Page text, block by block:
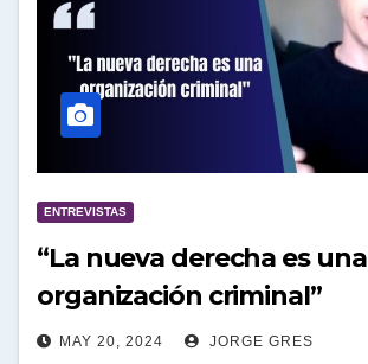
ENTREVISTAS
“La nueva derecha es una
organización criminal”
MAY 20, 2024 JORGE GRES